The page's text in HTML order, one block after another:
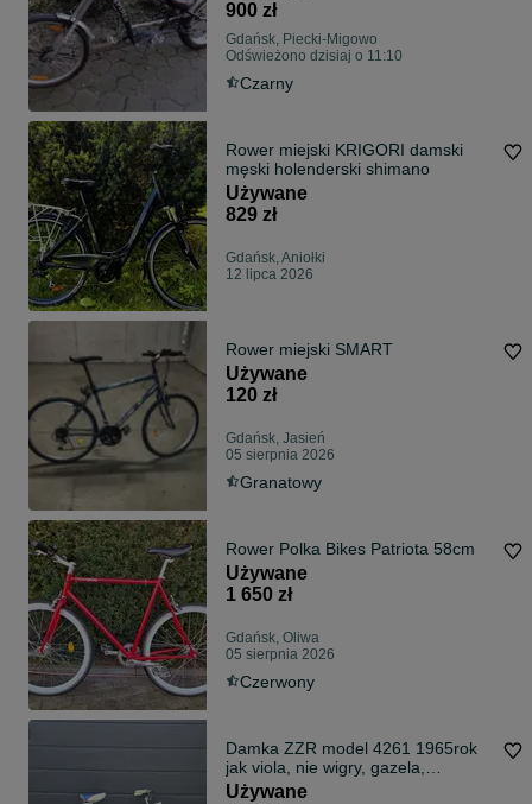
900 zł
Gdańsk, Piecki-Migowo
Odświeżono dzisiaj o 11:10
Czarny
Rower miejski KRIGORI damski
męski holenderski shimano
Używane
829 zł
Gdańsk, Aniołki
12 lipca 2026
Rower miejski SMART
Używane
120 zł
Gdańsk, Jasień
05 sierpnia 2026
Granatowy
Rower Polka Bikes Patriota 58cm
Używane
1 650 zł
Gdańsk, Oliwa
05 sierpnia 2026
Czerwony
Damka ZZR model 4261 1965rok
jak viola, nie wigry, gazela,
universal, tyler
Używane